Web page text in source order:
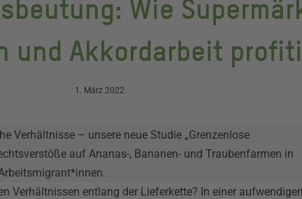
Wie
und Akkordarbeit
1. März 2022
Verhältnisse – unsere neue Studie „Grenzenlose
auf Ananas-, Bananen- und Traubenfarmen in
Verhältnissen entlang der Lieferkette? In einer aufwendigen